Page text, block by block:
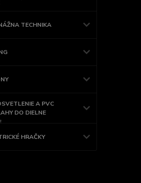
TECHNIKA
A PVC
DO DIELNE
HRAČKY